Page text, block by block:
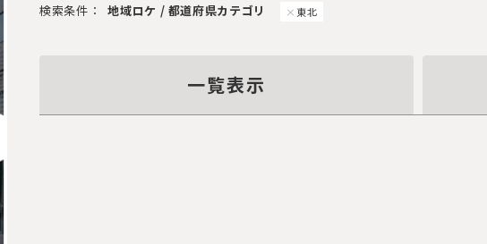
検索条件： 地域ロケ / 都道府県カテゴリ 東北
一覧表示